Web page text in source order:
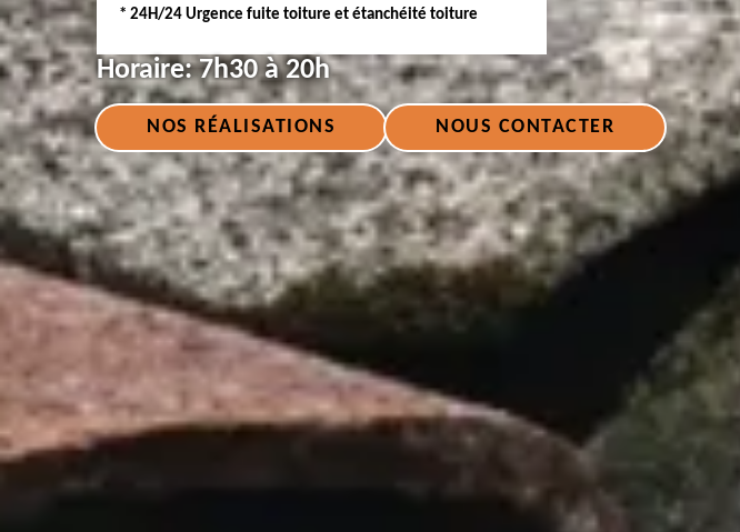
* 24H/24 Urgence fuite toiture et étanchéité toiture
Horaire:7h30 à 20h
NOS RÉALISATIONS NOUS CONTACTER